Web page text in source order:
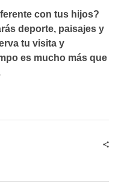
con tus hijos?
deporte, paisajes y
tu visita y
es mucho más que